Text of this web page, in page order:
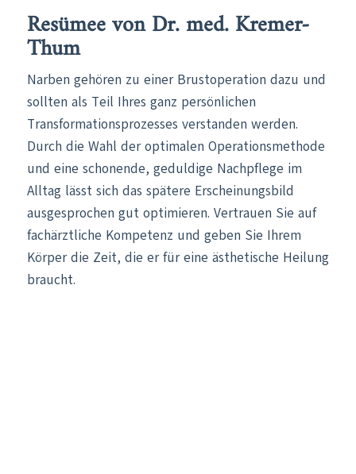
Resümee von Dr. med. Kremer-
Thum
Narben gehören zu einer Brustoperation dazu und
sollten als Teil Ihres ganz persönlichen
Transformationsprozesses verstanden werden.
Durch die Wahl der optimalen Operationsmethode
und eine schonende, geduldige Nachpflege im
Alltag lässt sich das spätere Erscheinungsbild
ausgesprochen gut optimieren. Vertrauen Sie auf
fachärztliche Kompetenz und geben Sie Ihrem
Körper die Zeit, die er für eine ästhetische Heilung
braucht.